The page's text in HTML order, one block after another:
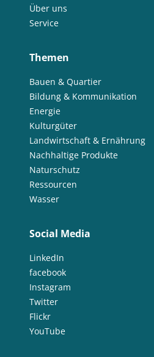
Über uns
Service
Themen
Bauen & Quartier
Bildung & Kommunikation
Energie
Kulturgüter
Landwirtschaft & Ernährung
Nachhaltige Produkte
Naturschutz
Ressourcen
Wasser
Social Media
LinkedIn
facebook
Instagram
Twitter
Flickr
YouTube